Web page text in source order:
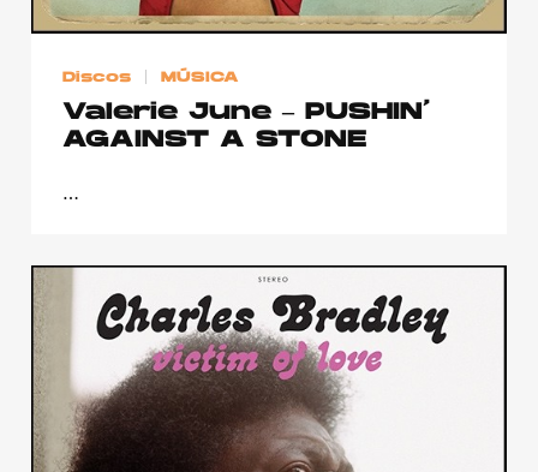
Discos MÚSICA
Valerie June – PUSHIN’
AGAINST A STONE
…